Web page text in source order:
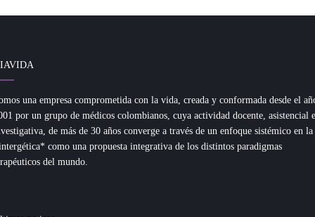
una empresa comprometida con la vida, creada y conformada desde el
por un grupo de médicos colombianos, cuya actividad docente, asistencial e
de más de 30 años converge a través de un enfoque sistémico en la
como una propuesta integrativa de los distintos paradigmas
del mundo.